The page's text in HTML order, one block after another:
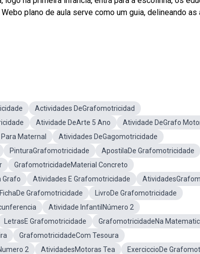
plano de aula serve como um guia, delineando
Actividades DeGrafomotricidad
Atividade DeArte 5 Ano
Atividade DeGrafo
Maternal
Atividades DeGagomotricidade
PinturaGrafomotricidade
ApostilaDe Grafomotricidade
GrafomotricidadeMaterial Concreto
Grafo Atividades E Grafomotricidade
FichaDe Grafomotricidade
LivroDe Grafomotricidade
Atividade InfantilNúmero 2
LetrasE Grafomotricidade
GrafomotricidadeNa
GrafomotricidadeCom Tesoura
2 AtividadesMotoras Tea
ExerciccioDe